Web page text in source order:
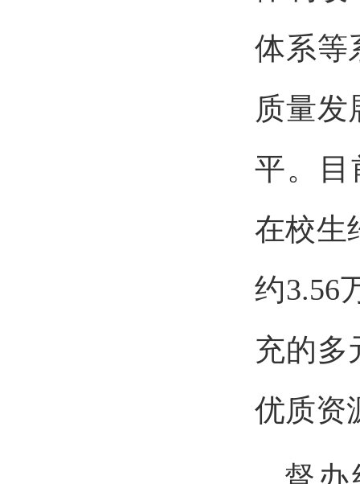
体系等
质量发
平。目
在校生
约3.56
充的多
优质资